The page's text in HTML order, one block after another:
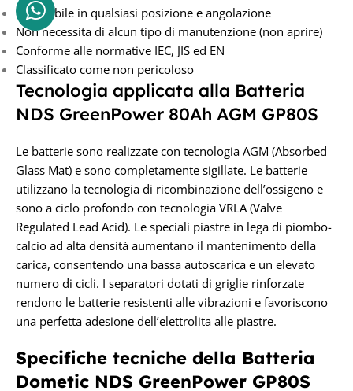
Installabile in qualsiasi posizione e angolazione
Non necessita di alcun tipo di manutenzione (non aprire)
Conforme alle normative IEC, JIS ed EN
Classificato come non pericoloso
Tecnologia applicata alla Batteria
NDS GreenPower 80Ah AGM GP80S
Le batterie sono realizzate con tecnologia AGM (Absorbed
Glass Mat) e sono completamente sigillate. Le batterie
utilizzano la tecnologia di ricombinazione dell’ossigeno e
sono a ciclo profondo con tecnologia VRLA (Valve
Regulated Lead Acid). Le speciali piastre in lega di piombo-
calcio ad alta densità aumentano il mantenimento della
carica, consentendo una bassa autoscarica e un elevato
numero di cicli. I separatori dotati di griglie rinforzate
rendono le batterie resistenti alle vibrazioni e favoriscono
una perfetta adesione dell’elettrolita alle piastre.
Specifiche tecniche della Batteria
Dometic NDS GreenPower GP80S